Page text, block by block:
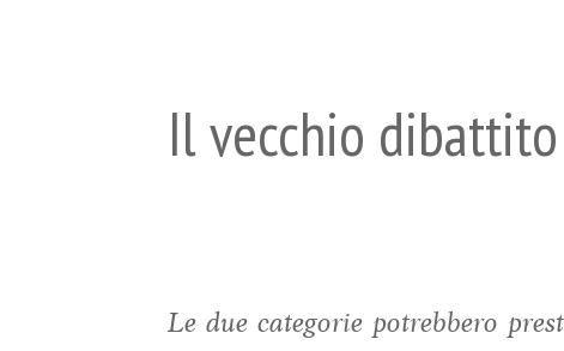
Il vecchio dibattito
Le due categorie potrebbero